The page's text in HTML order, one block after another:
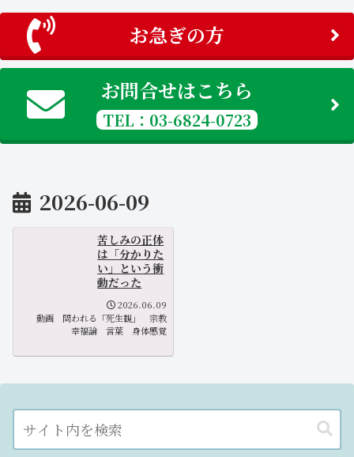
お急ぎの方
お問合せはこちら
TEL：03-6824-0723
2026-06-09
苦しみの正体
は「分かりた
い」という衝
動だった
2026.06.09
動画
問われる「死生観」
宗教
幸福論
言葉 身体感覚